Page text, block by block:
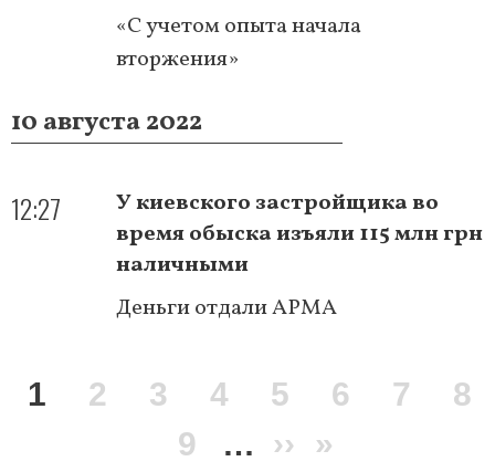
«С учетом опыта начала
вторжения»
10 августа 2022
12:27
У киевского застройщика во
время обыска изъяли 115 млн грн
наличными
Деньги отдали АРМА
страниц
Текущая
страница
1 Page
2 Page
3 Page
4 Page
5 Page
6 Page
7
8
Page
9 …
Следующая
›› »